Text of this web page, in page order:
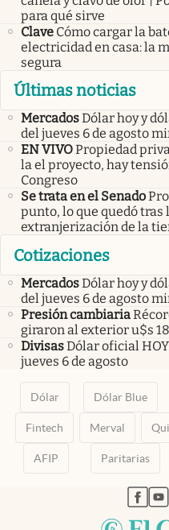
para qué sirve
Clave Cómo cargar la
electricidad en casa: la
segura
Últimas noticias
MercadosDólar hoy y
del jueves 6 de agosto
EN VIVOPropiedad
la el proyecto, hay
Congreso
Se trata en el Senado
punto, lo que quedó tras
extranjerización de la
Cotizaciones
MercadosDólar hoy y
del jueves 6 de agosto
Presión cambiaria
giraron al exterior u$s
DivisasDólar oficial
jueves 6 de agosto
Dólar Dólar Blue
Fintech Merval
AFIP Paritarias